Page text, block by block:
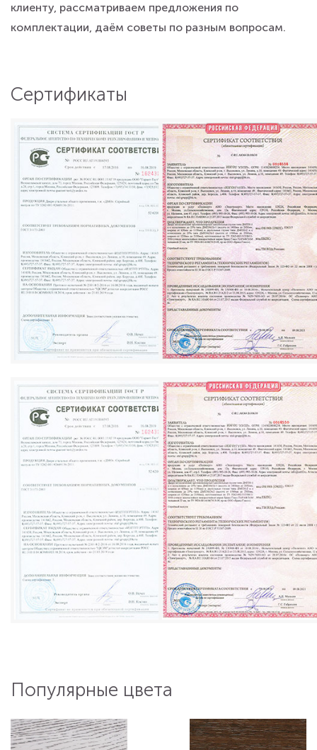
клиенту, рассматриваем предложения по
комплектации, даём советы по разным вопросам.
Сертификаты
Популярные цвета